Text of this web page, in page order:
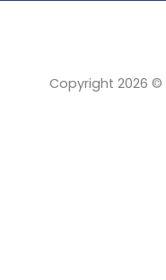
Copyright 2026 ©